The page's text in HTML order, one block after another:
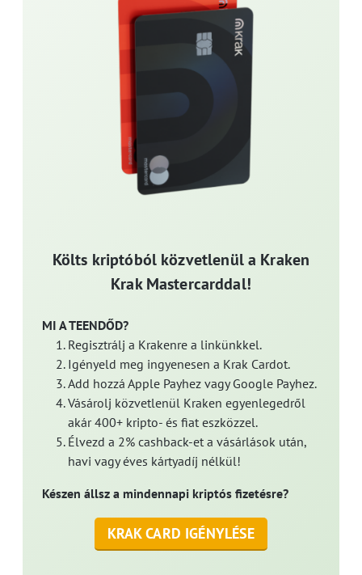
Költs kriptóból közvetlenül a Kraken
Krak Mastercarddal!
MI A TEENDŐD?
Regisztrálj a Krakenre a linkünkkel.
Igényeld meg ingyenesen a Krak Cardot.
Add hozzá Apple Payhez vagy Google Payhez.
Vásárolj közvetlenül Kraken egyenlegedről
akár 400+ kripto- és fiat eszközzel.
Élvezd a 2% cashback-et a vásárlások után,
havi vagy éves kártyadíj nélkül!
Készen állsz a mindennapi kriptós fizetésre?
KRAK CARD IGÉNYLÉSE